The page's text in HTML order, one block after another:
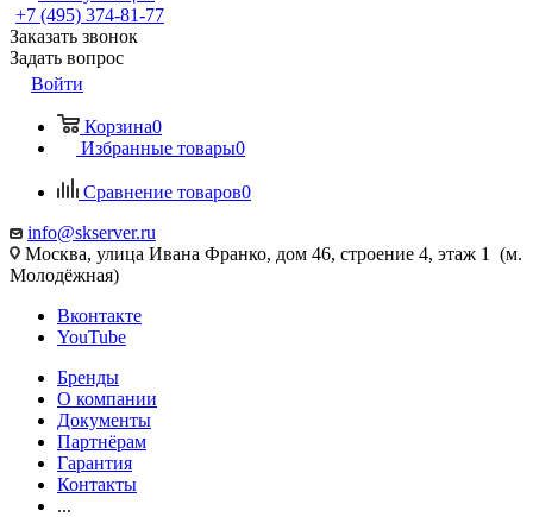
+7 (495) 374-81-77
Заказать звонок
Задать вопрос
Войти
Корзина0
Избранные товары0
Сравнение товаров0
info@skserver.ru
Москва, улица Ивана Франко, дом 46, строение 4, этаж 1 (м.
Молодёжная)
Вконтакте
YouTube
Бренды
О компании
Документы
Партнёрам
Гарантия
Контакты
...